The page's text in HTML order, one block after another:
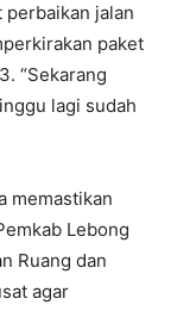
perbaikan jalan
paket
“Sekarang
lagi sudah
memastikan
Lebong
Ruang dan
agar